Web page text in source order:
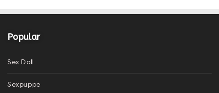
Popular
Sex Doll
Sexpuppe